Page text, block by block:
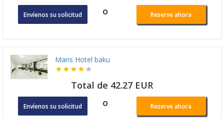
Envíenos su solicitud o Reserve ahora
Maris Hotel baku
Total de 42.27 EUR
Envíenos su solicitud o Reserve ahora